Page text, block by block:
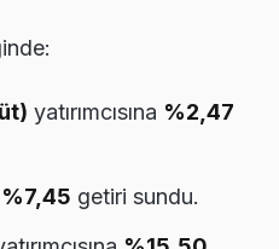
yatırımcısına %2,47
%7,45 getiri sundu.